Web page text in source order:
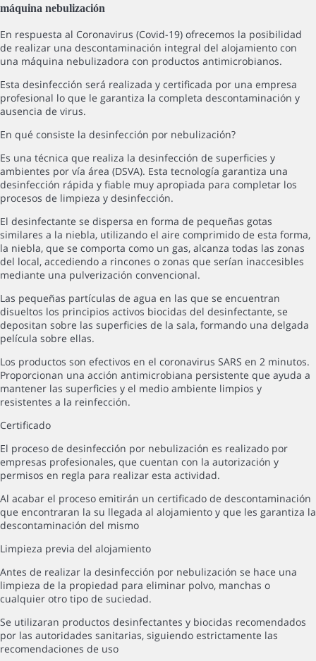
máquina nebulización
En respuesta al Coronavirus (Covid-19) ofrecemos la posibilidad
de realizar una descontaminación integral del alojamiento con
una máquina nebulizadora con productos antimicrobianos.
Esta desinfección será realizada y certificada por una empresa
profesional lo que le garantiza la completa descontaminación y
ausencia de virus.
En qué consiste la desinfección por nebulización?
Es una técnica que realiza la desinfección de superficies y
ambientes por vía área (DSVA). Esta tecnología garantiza una
desinfección rápida y fiable muy apropiada para completar los
procesos de limpieza y desinfección.
El desinfectante se dispersa en forma de pequeñas gotas
similares a la niebla, utilizando el aire comprimido de esta forma,
la niebla, que se comporta como un gas, alcanza todas las zonas
del local, accediendo a rincones o zonas que serían inaccesibles
mediante una pulverización convencional.
Las pequeñas partículas de agua en las que se encuentran
disueltos los principios activos biocidas del desinfectante, se
depositan sobre las superficies de la sala, formando una delgada
película sobre ellas.
Los productos son efectivos en el coronavirus SARS en 2 minutos.
Proporcionan una acción antimicrobiana persistente que ayuda a
mantener las superficies y el medio ambiente limpios y
resistentes a la reinfección.
Certificado
El proceso de desinfección por nebulización es realizado por
empresas profesionales, que cuentan con la autorización y
permisos en regla para realizar esta actividad.
Al acabar el proceso emitirán un certificado de descontaminación
que encontraran la su llegada al alojamiento y que les garantiza la
descontaminación del mismo
Limpieza previa del alojamiento
Antes de realizar la desinfección por nebulización se hace una
limpieza de la propiedad para eliminar polvo, manchas o
cualquier otro tipo de suciedad.
Se utilizaran productos desinfectantes y biocidas recomendados
por las autoridades sanitarias, siguiendo estrictamente las
recomendaciones de uso